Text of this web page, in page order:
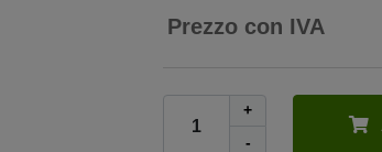
Prezzo con IVA
+
-